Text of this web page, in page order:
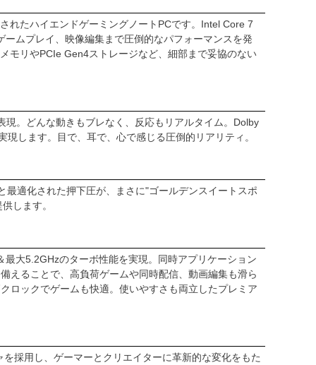
れたハイエンドゲーミングノートPCです。Intel Core 7
ムプレイ、映像編集まで圧倒的なパフォーマンスを発
モリやPCIe Gen4ストレージなど、細部まで妥協のない
。どんな動きもブレなく、反応もリアルタイム。Dolby
します。目で、耳で、心で感じる圧倒的リアリティ。
適化された押下圧が、まさに"ゴールデンスイートスポ
します。
大5.2GHzのターボ性能を実現。同時アプリケーション
えることで、高負荷ゲームや同時配信、動画編集も滑ら
ロックでゲームも快適。使いやすさも両立したプレミア
採用し、ゲーマーとクリエイターに革新的な変化をもた